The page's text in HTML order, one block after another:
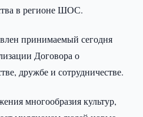
в регионе ШОС.
принимаемый сегодня
Договора о
дружбе и сотрудничестве.
многообразия культур,